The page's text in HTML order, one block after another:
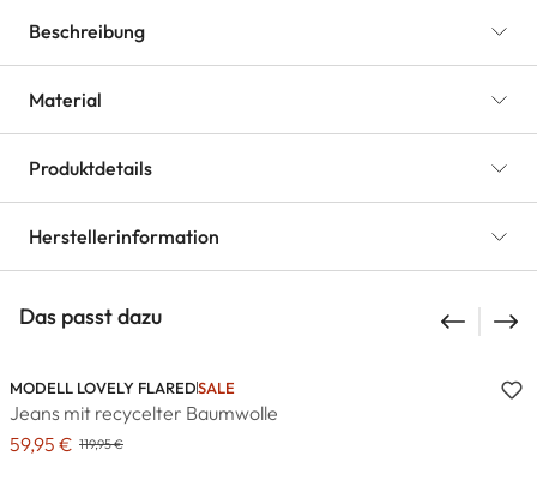
Beschreibung
Material
Produktdetails
Herstellerinformation
Das passt dazu
MODELL LOVELY FLAREDSALE
Jeans mit recycelter Baumwolle
59,95 € 119,95 €